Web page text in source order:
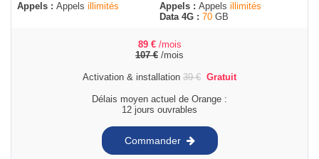
Appels : Appels illimités
Appels : Appels illimités
Data 4G : 70 GB
89 € /mois
107€ /mois
Activation & installation 39€ Gratuit
Délais moyen actuel de Orange :
12 jours ouvrables
Commander